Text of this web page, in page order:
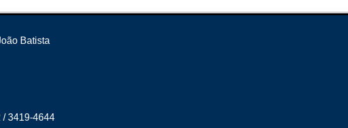
Batista
/3419-4644